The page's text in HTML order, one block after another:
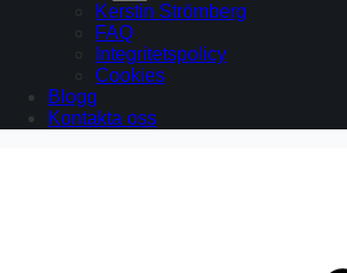
Kerstin Strömberg
FAQ
Integritetspolicy
Cookies
Blogg
Kontakta oss